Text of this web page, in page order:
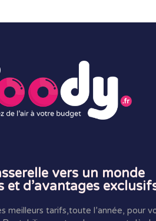
vers un monde
et d’avantages
meilleurs tarifs,toute l’année, pour